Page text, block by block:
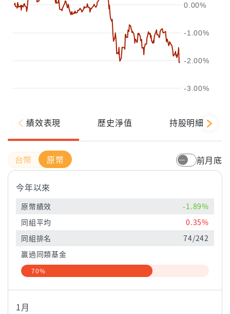
-3.00%
-2.00%
-1.00%
0.00%
參考報酬率
-%
績效表現 歷史淨值 持股明細
原幣 前月底
今年以來
原幣績效
-1.89%
同組平均
0.35%
同組排名
74/242
贏過同類基金
70%
1月